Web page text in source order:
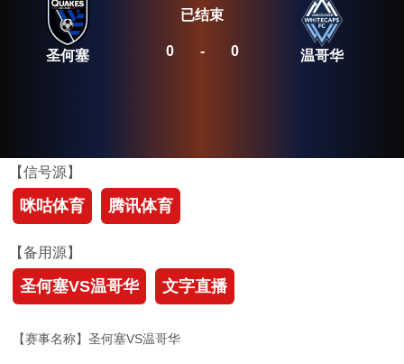
圣何塞 0 - 0
已结束
温哥华
【信号源】
咪咕体育 腾讯体育
【备用源】
圣何塞VS温哥华 文字直播
【赛事名称】圣何塞VS温哥华